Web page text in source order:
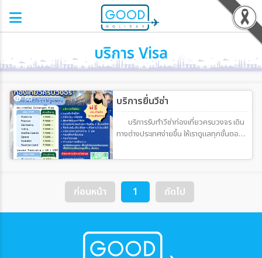
บริการ Visa
บริการยื่นวีซ่า
65
บริการรับทำวีซ่าท่องเที่ยวครบวงจร เดิน
ทางต่างประเทศง่ายขึ้น ให้เราดูแลทุกขั้นตอน
ท่องเที่ยวแบบครบวงจร ตั้งแต่เริ่มเตรียม
ยาก ประหยัดเวลา และเพิ่มความมั่นใจในการ
ยื่นวีซ่า ✔ ดูแลโดยทีมงานมีประสบการณ์ ✔
ให้คำปรึกษาแบบละเอียด ✔ ตรวจเอกสาร
ล่าสุด ✔ ดูแลทั้งผู้ยื่นครั้งแรกและผู้ที่เคยถูก
ปฏิเสธวีซ่า
ก่อนหน้า 1 ถัดไป